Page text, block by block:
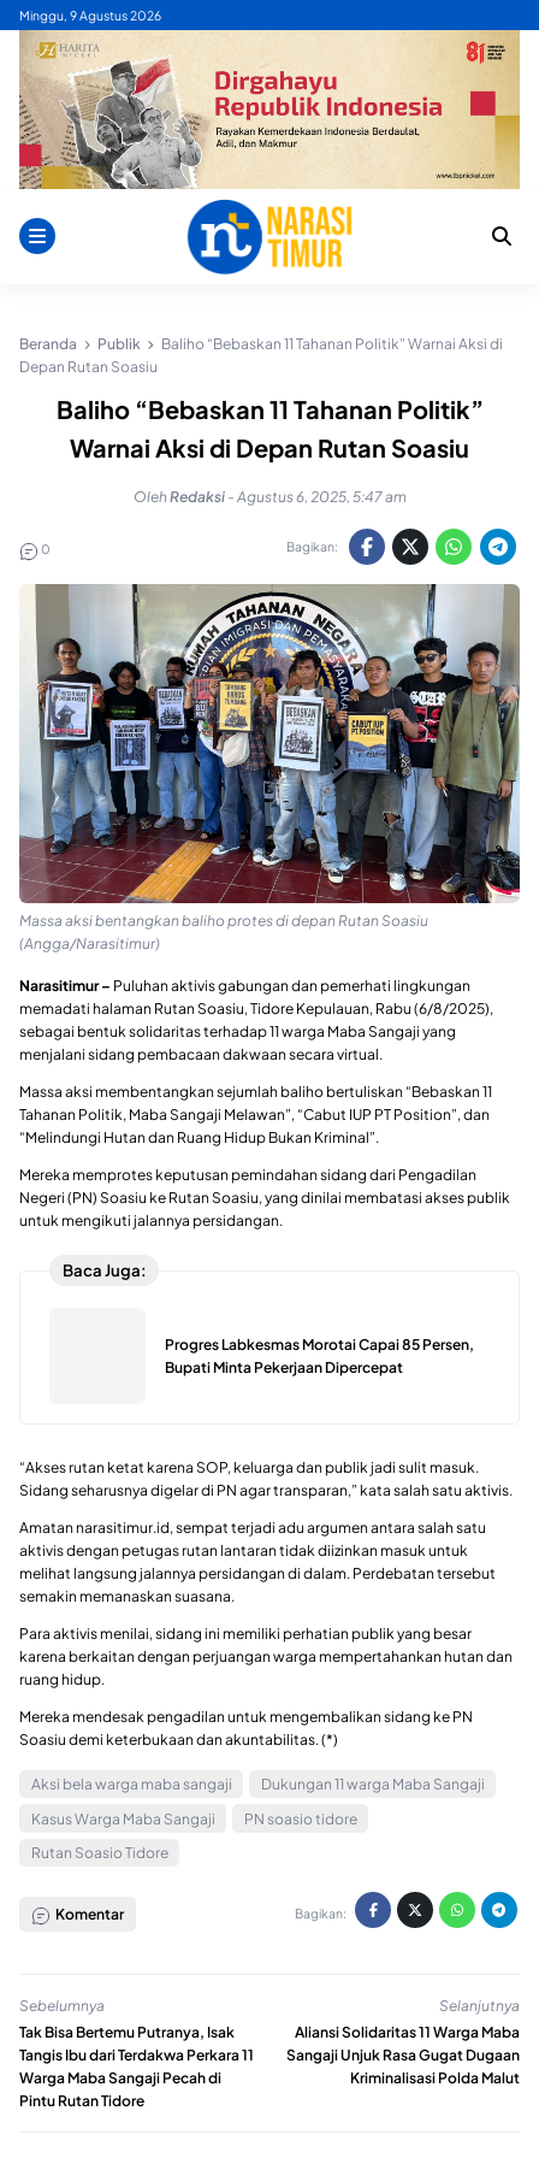
Skip
content
Minggu, 9 Agustus 2026
Beranda Publik
Baliho “Bebaskan 11 Tahanan Politik” Warnai Aksi di
Depan Rutan Soasiu
Baliho “Bebaskan 11 Tahanan Politik”
Warnai Aksi di Depan Rutan Soasiu
OlehRedaksi - Agustus 6, 2025, 5:47 am
0 Bagikan:
Massa aksi bentangkan baliho protes di depan Rutan Soasiu
(Angga/Narasitimur)
Narasitimur – Puluhan aktivis gabungan dan pemerhati lingkungan
memadati halaman Rutan Soasiu, Tidore Kepulauan, Rabu (6/8/2025),
sebagai bentuk solidaritas terhadap 11 warga Maba Sangaji yang
menjalani sidang pembacaan dakwaan secara virtual.
Massa aksi membentangkan sejumlah baliho bertuliskan “Bebaskan 11
Tahanan Politik, Maba Sangaji Melawan”, “Cabut IUP PT Position”, dan
“Melindungi Hutan dan Ruang Hidup Bukan Kriminal”.
Mereka memprotes keputusan pemindahan sidang dari Pengadilan
Negeri (PN) Soasiu ke Rutan Soasiu, yang dinilai membatasi akses publik
untuk mengikuti jalannya persidangan.
Baca Juga:
Progres Labkesmas Morotai Capai 85 Persen,
Bupati Minta Pekerjaan Dipercepat
“Akses rutan ketat karena SOP, keluarga dan publik jadi sulit masuk.
Sidang seharusnya digelar di PN agar transparan,” kata salah satu aktivis.
Amatan narasitimur.id, sempat terjadi adu argumen antara salah satu
aktivis dengan petugas rutan lantaran tidak diizinkan masuk untuk
melihat langsung jalannya persidangan di dalam. Perdebatan tersebut
semakin memanaskan suasana.
Para aktivis menilai, sidang ini memiliki perhatian publik yang besar
karena berkaitan dengan perjuangan warga mempertahankan hutan dan
ruang hidup.
Mereka mendesak pengadilan untuk mengembalikan sidang ke PN
Soasiu demi keterbukaan dan akuntabilitas. (*)
Aksi bela warga maba sangaji
Dukungan 11 warga Maba Sangaji
Kasus Warga Maba Sangaji
PN soasio tidore
Rutan Soasio Tidore
Komentar Bagikan:
Sebelumnya
Tak Bisa Bertemu Putranya, Isak
Tangis Ibu dari Terdakwa Perkara 11
Warga Maba Sangaji Pecah di
Pintu Rutan Tidore
Selanjutnya
Aliansi Solidaritas 11 Warga Maba
Sangaji Unjuk Rasa Gugat Dugaan
Kriminalisasi Polda Malut